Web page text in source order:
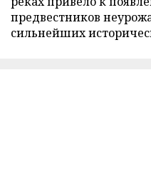
предвестников
сильнейших